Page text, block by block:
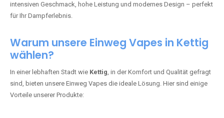
intensiven Geschmack, hohe Leistung und modernes Design – perfekt
für Ihr Dampferlebnis.
Warum unsere Einweg Vapes in Kettig
wählen?
In einer lebhaften Stadt wie Kettig, in der Komfort und Qualität gefragt
sind, bieten unsere Einweg Vapes die ideale Lösung. Hier sind einige
Vorteile unserer Produkte: